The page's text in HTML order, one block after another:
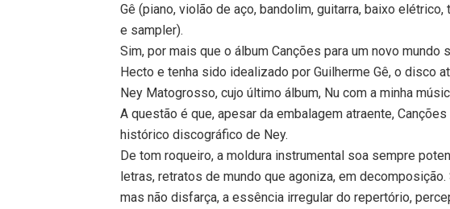
Gê (piano, violão de aço, bandolim, guitarra, baixo
e sampler).
Sim, por mais que o álbum Canções para um novo
Hecto e tenha sido idealizado por Guilherme Gê, o disco
Ney Matogrosso, cujo último álbum, Nu com a minha
A questão é que, apesar da embalagem atraente,
histórico discográfico de Ney.
De tom roqueiro, a moldura instrumental soa sempre
letras, retratos de mundo que agoniza, em
mas não disfarça, a essência irregular do repertório,